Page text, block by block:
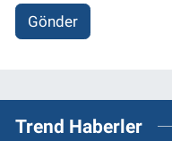
Gönder
Trend Haberler